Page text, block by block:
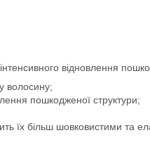
відновлення
волосину;
пошкодженої структури;
їх більш шовковистими та